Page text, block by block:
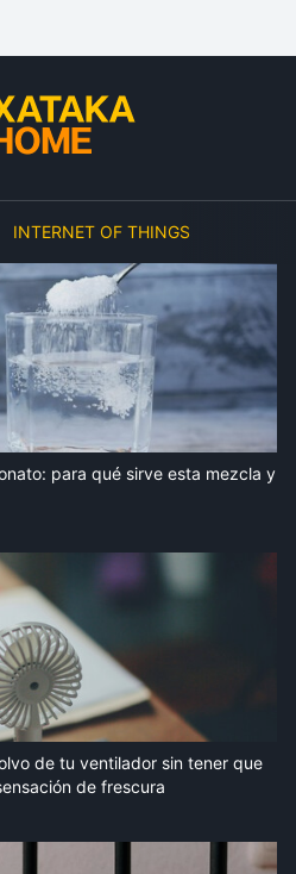
INTERNET OF THINGS
para qué sirve esta mezcla y
de tu ventilador sin tener que
de frescura